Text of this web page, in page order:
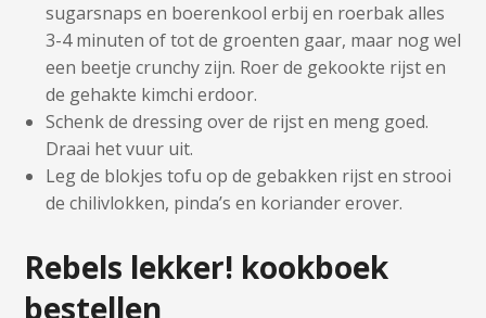
sugarsnaps en boerenkool erbij en roerbak alles
3-4 minuten of tot de groenten gaar, maar nog wel
een beetje crunchy zijn. Roer de gekookte rijst en
de gehakte kimchi erdoor.
Schenk de dressing over de rijst en meng goed.
Draai het vuur uit.
Leg de blokjes tofu op de gebakken rijst en strooi
de chilivlokken, pinda’s en koriander erover.
Rebels lekker! kookboek
bestellen